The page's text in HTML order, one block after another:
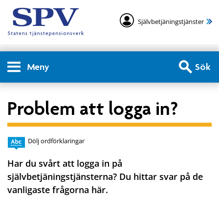
Självbetjäningstjänster
Meny Sök
Problem att logga in?
Dölj ordförklaringar
Har du svårt att logga in på
självbetjäningstjänsterna? Du hittar svar på de
vanligaste frågorna här.